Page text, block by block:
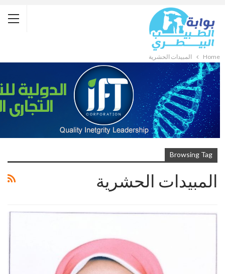
Home المبيدات الحشرية
Browsing Tag
المبيدات الحشرية